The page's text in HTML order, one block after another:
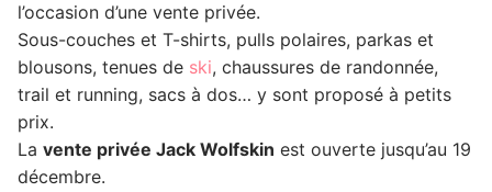
l’occasion d’une vente privée.
Sous-couches et T-shirts, pulls polaires, parkas et
blousons, tenues de ski, chaussures de randonnée,
trail et running, sacs à dos… y sont proposé à petits
prix.
La vente privée Jack Wolfskin est ouverte jusqu’au 19
décembre.